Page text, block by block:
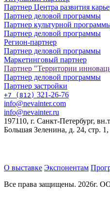
Партнер Центра развития
Партнер деловой программы
Партнер культурной
Партнер деловой программы
Регион-партнер
Партнер деловой программы
Маркетинговый партнер
Партнер "Территории
Партнер деловой программы
Партнер застройки
+7 (812) 321-26-76
info@nevainter.com
info@nevainter.ru
197110, г. Санкт-Петербург,
Большая Зеленина, д. 24, стр.
О выставке Экспонентам
Все права защищены. 2026г.